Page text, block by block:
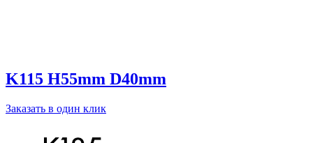
K115 H55mm D40mm
Заказать в один клик